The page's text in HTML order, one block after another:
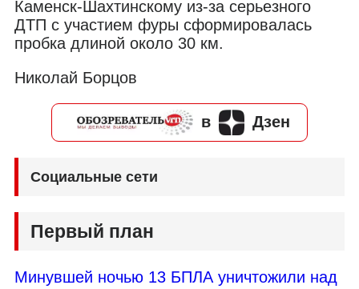
Каменск-Шахтинскому из-за серьезного
ДТП с участием фуры сформировалась
пробка длиной около 30 км.
Николай Борцов
в Дзен
Социальные сети
Первый план
Минувшей ночью 13 БПЛА уничтожили над